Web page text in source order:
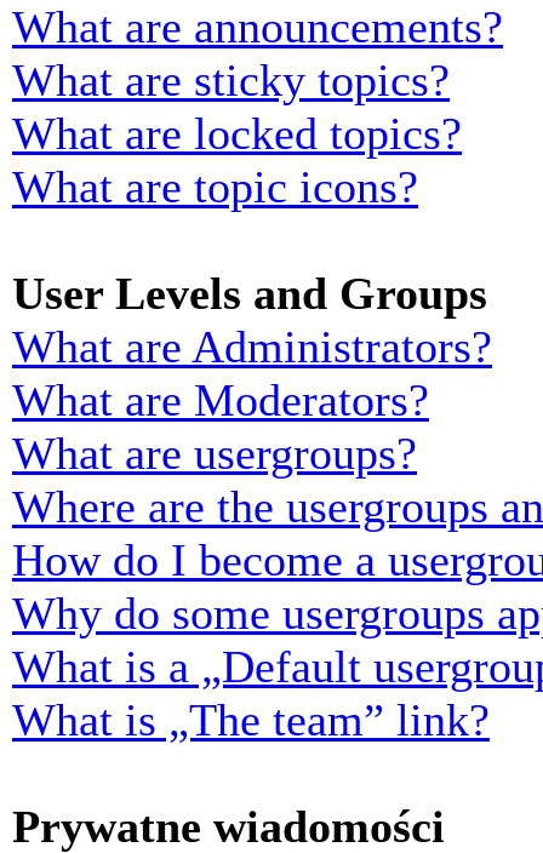
What are announcements?
What are sticky topics?
What are locked topics?
What are topic icons?
User Levels and Groups
What are Administrators?
What are Moderators?
What are usergroups?
Where are the usergroups
How do I become a
Why do some usergroups
What is a „Default
What is „The team” link?
Prywatne wiadomości